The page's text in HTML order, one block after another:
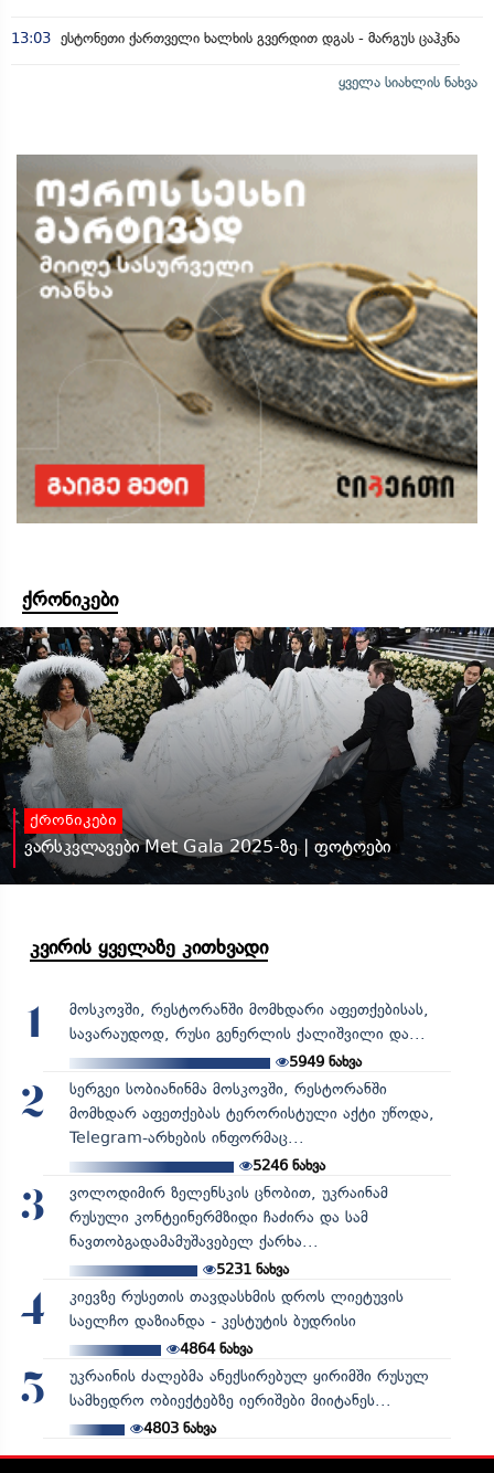
13:03 ესტონეთი ქართველი ხალხის გვერდით დგას - მარგუს ცაჰკნა
ყველა სიახლის ნახვა
ქრონიკები
ქრონიკები
ვარსკვლავები Met Gala 2025-ზე | ფოტოები
კვირის ყველაზე კითხვადი
1
მოსკოვში, რესტორანში მომხდარი აფეთქებისას,
სავარაუდოდ, რუსი გენერლის ქალიშვილი და...
5949 ნახვა
2
სერგეი სობიანინმა მოსკოვში, რესტორანში
მომხდარ აფეთქებას ტერორისტული აქტი უწოდა,
Telegram-არხების ინფორმაც...
5246ნახვა
3
ვოლოდიმირ ზელენსკის ცნობით, უკრაინამ
რუსული კონტეინერმზიდი ჩაძირა და სამ
ნავთობგადამამუშავებელ ქარხა...
5231ნახვა
4
კიევზე რუსეთის თავდასხმის დროს ლიეტუვის
საელჩო დაზიანდა - კესტუტის ბუდრისი
4864ნახვა
5
უკრაინის ძალებმა ანექსირებულ ყირიმში რუსულ
სამხედრო ობიექტებზე იერიშები მიიტანეს...
4803ნახვა